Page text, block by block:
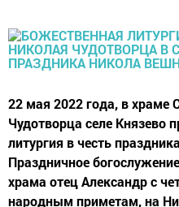
22 мая 2022 года, в храме
Чудотворца селе Князево
литургия в честь
Праздничное
храма отец Александр с
народным приметам, на